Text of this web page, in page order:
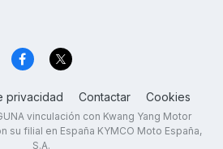
privacidad Contactar Cookies
vinculación con Kwang Yang Motor
su filial en España KYMCO Moto España,
S.A.